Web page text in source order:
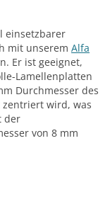
einsetzbarer
mit unserem Alfa
Er ist geeignet,
Lamellenplatten
Durchmesser des
wird, was
der
von 8 mm